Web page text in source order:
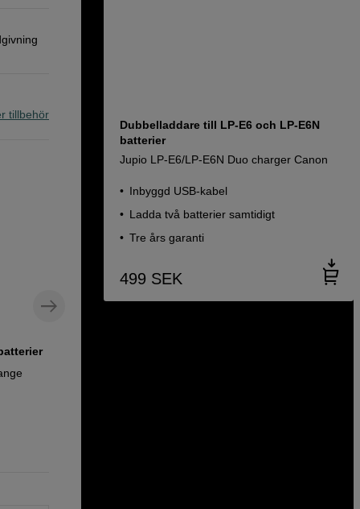
tillbehör
Dubbelladdare till LP-E6 och LP-E6N
batterier
Jupio LP-E6/LP-E6N Duo charger Canon
Inbyggd USB-kabel
Ladda två batterier samtidigt
Tre års garanti
499 SEK